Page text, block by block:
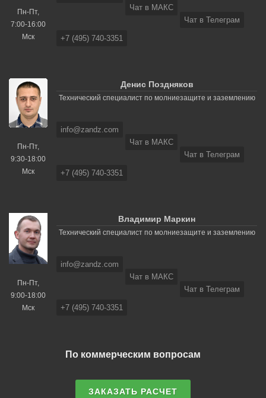
Пн-Пт,
7:00-16:00
Мск
Чат в МАКС
Чат в Телеграм
+7 (495) 740-3351
Пн-Пт,
9:30-18:00
Мск
Денис Поздняков
Технический специалист по молниезащите и заземлению
info@zandz.com
Чат в МАКС
Чат в Телеграм
+7 (495) 740-3351
Пн-Пт,
9:00-18:00
Мск
Владимир Маркин
Технический специалист по молниезащите и заземлению
info@zandz.com
Чат в МАКС
Чат в Телеграм
+7 (495) 740-3351
По коммерческим вопросам
ЗАКАЗАТЬ РАСЧЕТ